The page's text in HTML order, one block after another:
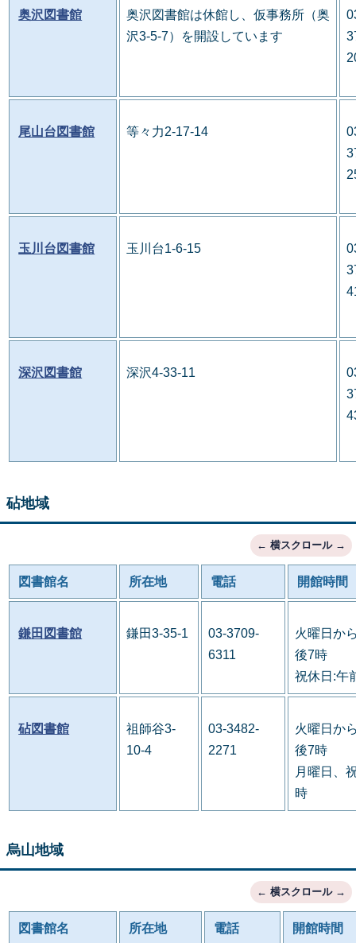
奥沢図書館
奥沢図書館は休館し、仮事務所（奥
沢3-5-7）を開設しています
尾山台図書館 等々力2-17-14
玉川台図書館 玉川台1-6-15
深沢図書館 深沢4-33-11
砧地域
図書館名 所在地 電話 開館時間
鎌田図書館 鎌田3-35-1
03-3709-
6311
火曜日か
後7時
祝休日:午
砧図書館
祖師谷3-
10-4
03-3482-
2271
火曜日か
後7時
月曜日、
時
烏山地域
図書館名 所在地 電話 開館時間